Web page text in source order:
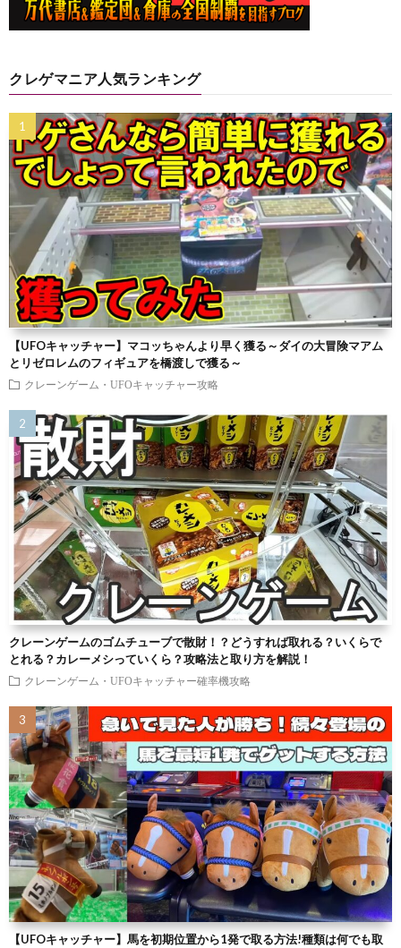
クレゲマニア人気ランキング
【UFOキャッチャー】マコッちゃんより早く獲る～ダイの大冒険マアム
とリゼロレムのフィギュアを橋渡しで獲る～
クレーンゲーム・UFOキャッチャー攻略
クレーンゲームのゴムチューブで散財！？どうすれば取れる？いくらで
とれる？カレーメシっていくら？攻略法と取り方を解説！
クレーンゲーム・UFOキャッチャー確率機攻略
【UFOキャッチャー】馬を初期位置から1発で取る方法!種類は何でも取